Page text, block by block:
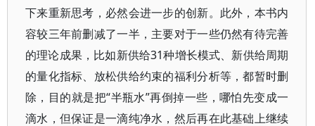
下来重新思考，必然会进一步的创新。此外，本书内
容较三年前删减了一半，主要对于一些仍然有待完善
的理论成果，比如新供给31种增长模式、新供给周期
的量化指标、放松供给约束的福利分析等，都暂时删
除，目的就是把“半瓶水”再倒掉一些，哪怕先变成一
滴水，但保证是一滴纯净水，然后再在此基础上继续